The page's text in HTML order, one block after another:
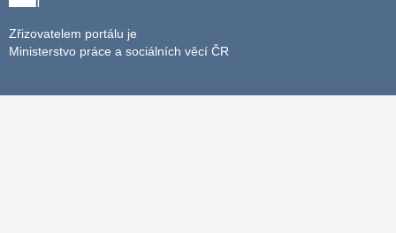
Zřizovatelem portálu je
Ministerstvo práce a sociálních věcí ČR